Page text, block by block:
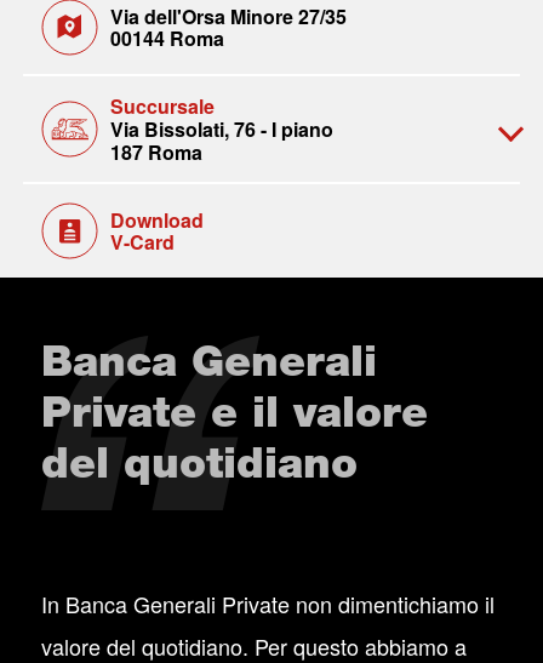
Via dell'Orsa Minore 27/35
00144 Roma
Succursale
Via Bissolati, 76 - I piano
187 Roma
Download
V-Card
Banca Generali
Private e il valore
del quotidiano
In Banca Generali Private non dimentichiamo il
valore del quotidiano. Per questo abbiamo a